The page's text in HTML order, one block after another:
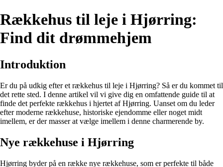
Rækkehus til leje i Hjørring:
Find dit drømmehjem
Introduktion
Er du på udkig efter et rækkehus til leje i Hjørring? Så er du kommet til
det rette sted. I denne artikel vil vi give dig en omfattende guide til at
finde det perfekte rækkehus i hjertet af Hjørring. Uanset om du leder
efter moderne rækkehuse, historiske ejendomme eller noget midt
imellem, er der masser at vælge imellem i denne charmerende by.
Nye rækkehuse i Hjørring
Hjørring byder på en række nye rækkehuse, som er perfekte til både